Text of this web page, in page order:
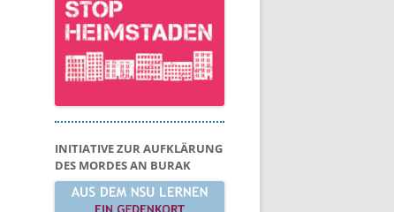
INITIATIVE ZUR AUFKLÄRUNG
DES MORDES AN BURAK